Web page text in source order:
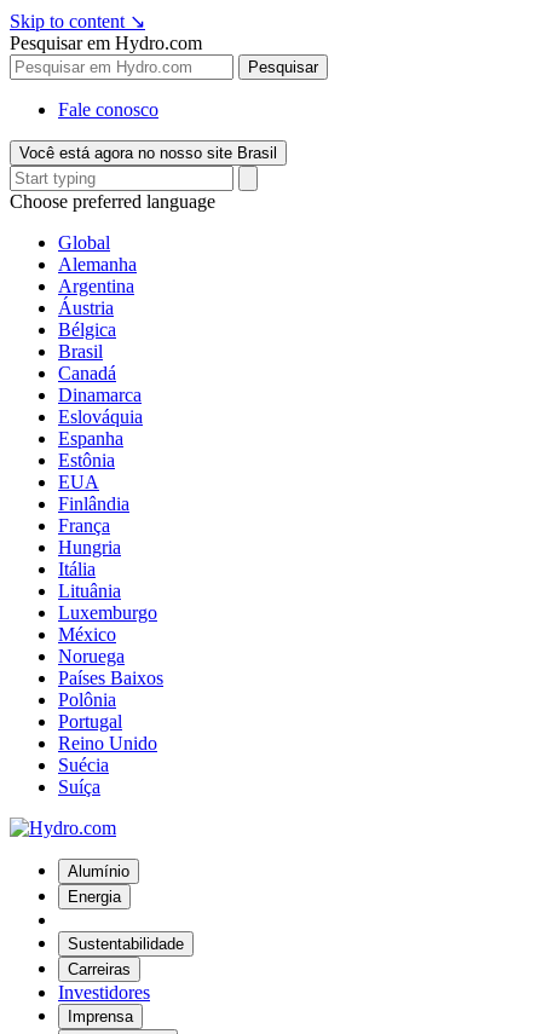
Skip to content ↘
Pesquisar em Hydro.com
Pesquisar
Fale conosco
Você está agora no nosso site Brasil
Choose preferred language
Global
Alemanha
Argentina
Áustria
Bélgica
Brasil
Canadá
Dinamarca
Eslováquia
Espanha
Estônia
EUA
Finlândia
França
Hungria
Itália
Lituânia
Luxemburgo
México
Noruega
Países Baixos
Polônia
Portugal
Reino Unido
Suécia
Suíça
Alumínio
Energia
Sustentabilidade
Carreiras
Investidores
Imprensa